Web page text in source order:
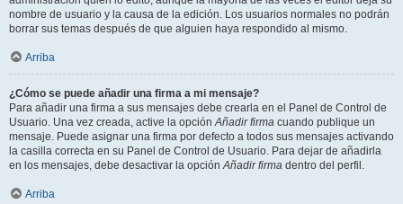
nombre de usuario y la causa de la edición. Los usuarios normales no podrán
borrar sus temas después de que alguien haya respondido al mismo.
Arriba
¿Cómo se puede añadir una firma a mi mensaje?
Para añadir una firma a sus mensajes debe crearla en el Panel de Control de
Usuario. Una vez creada, active la opciónAñadir firma cuando publique un
mensaje. Puede asignar una firma por defecto a todos sus mensajes activando
la casilla correcta en su Panel de Control de Usuario. Para dejar de añadirla
en los mensajes, debe desactivar la opciónAñadir firma dentro del perfil.
Arriba